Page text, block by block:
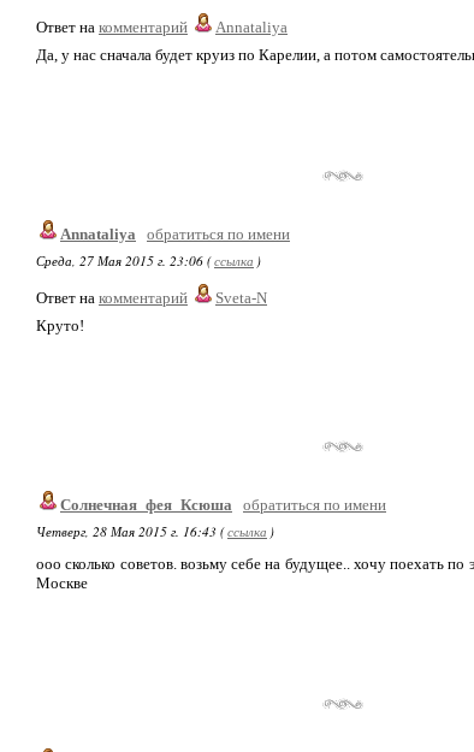
Ответ на комментарий
Annataliya
Да, у нас сначала будет круиз по Карелии, а потом
Annataliya
обратиться по имени
Среда, 27 Мая 2015 г. 23:06 (ссылка )
Ответ на комментарий
Sveta-N
Круто!
Солнечная_фея_Ксюша
обратиться по имени
Четверг, 28 Мая 2015 г. 16:43 (ссылка )
ооо сколько советов. возьму себе на будущее.. хочу поехать
Москве